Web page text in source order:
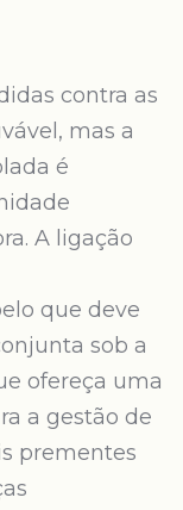
contra as
mas a
é
A ligação
que deve
sob a
ofereça uma
a gestão de
prementes